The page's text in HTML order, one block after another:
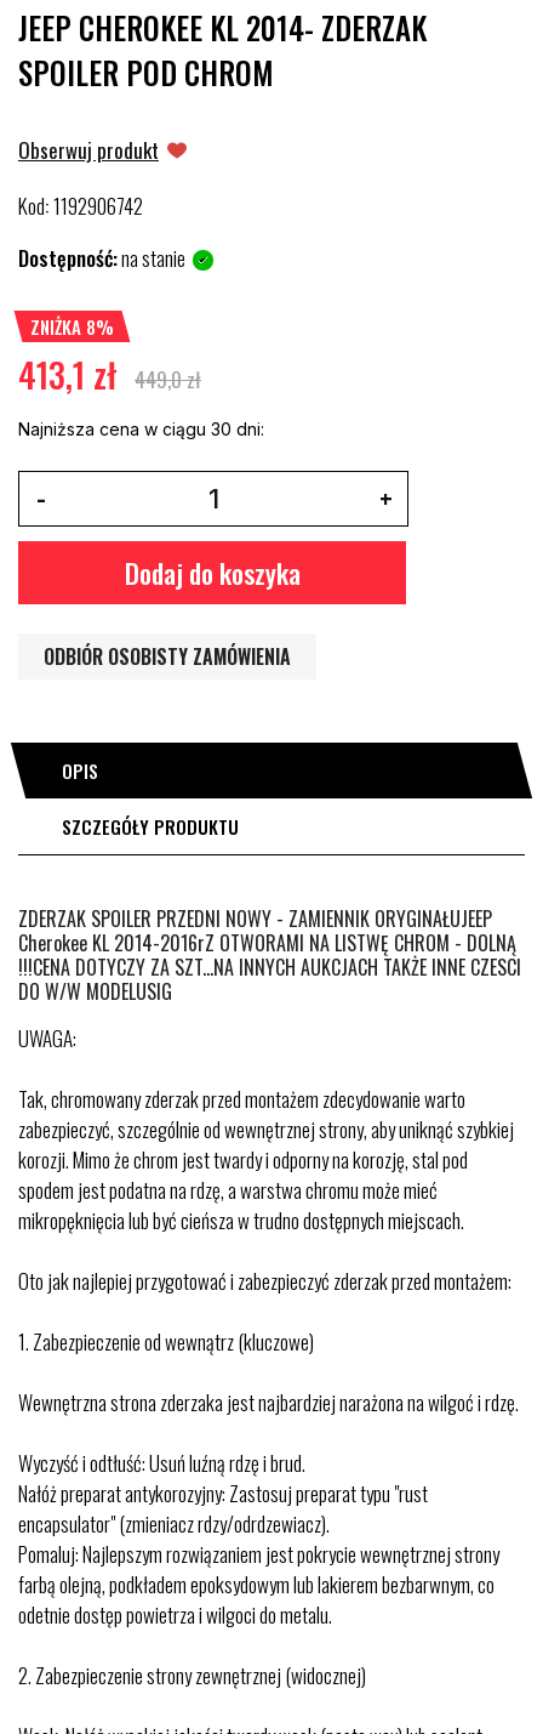
JEEP CHEROKEE KL 2014- ZDERZAK
SPOILER POD CHROM
Obserwuj produkt
Kod:1192906742
Dostępność:na stanie
ZNIŻKA 8%
413,1 zł 449,0 zł
Najniższa cena w ciągu 30 dni:
Dodaj do koszyka
ODBIÓR OSOBISTY ZAMÓWIENIA
OPIS
SZCZEGÓŁY PRODUKTU
ZDERZAK SPOILER PRZEDNI NOWY - ZAMIENNIK ORYGINAŁUJEEP
Cherokee KL 2014-2016rZ OTWORAMI NA LISTWĘ CHROM - DOLNĄ
!!!CENA DOTYCZY ZA SZT...NA INNYCH AUKCJACH TAKŻE INNE CZESCI
DO W/W MODELUSIG
UWAGA:
Tak, chromowany zderzak przed montażem zdecydowanie warto
zabezpieczyć, szczególnie od wewnętrznej strony, aby uniknąć szybkiej
korozji. Mimo że chrom jest twardy i odporny na korozję, stal pod
spodem jest podatna na rdzę, a warstwa chromu może mieć
mikropęknięcia lub być cieńsza w trudno dostępnych miejscach.
Oto jak najlepiej przygotować i zabezpieczyć zderzak przed montażem:
1.⁠ ⁠Zabezpieczenie od wewnątrz (kluczowe)
Wewnętrzna strona zderzaka jest najbardziej narażona na wilgoć i rdzę.
Wyczyść i odtłuść: Usuń luźną rdzę i brud.
Nałóż preparat antykorozyjny: Zastosuj preparat typu "rust
encapsulator" (zmieniacz rdzy/odrdzewiacz).
Pomaluj: Najlepszym rozwiązaniem jest pokrycie wewnętrznej strony
farbą olejną, podkładem epoksydowym lub lakierem bezbarwnym, co
odetnie dostęp powietrza i wilgoci do metalu.
2.⁠ ⁠Zabezpieczenie strony zewnętrznej (widocznej)